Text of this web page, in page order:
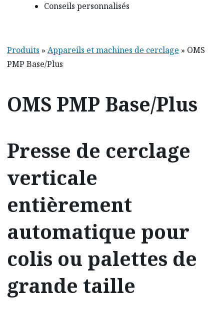
Conseils personnalisés
Produits » Appareils et machines de cerclage » OMS
PMP Base/Plus
OMS PMP Base/Plus
Presse de cerclage
verticale
entièrement
automatique pour
colis ou palettes de
grande taille